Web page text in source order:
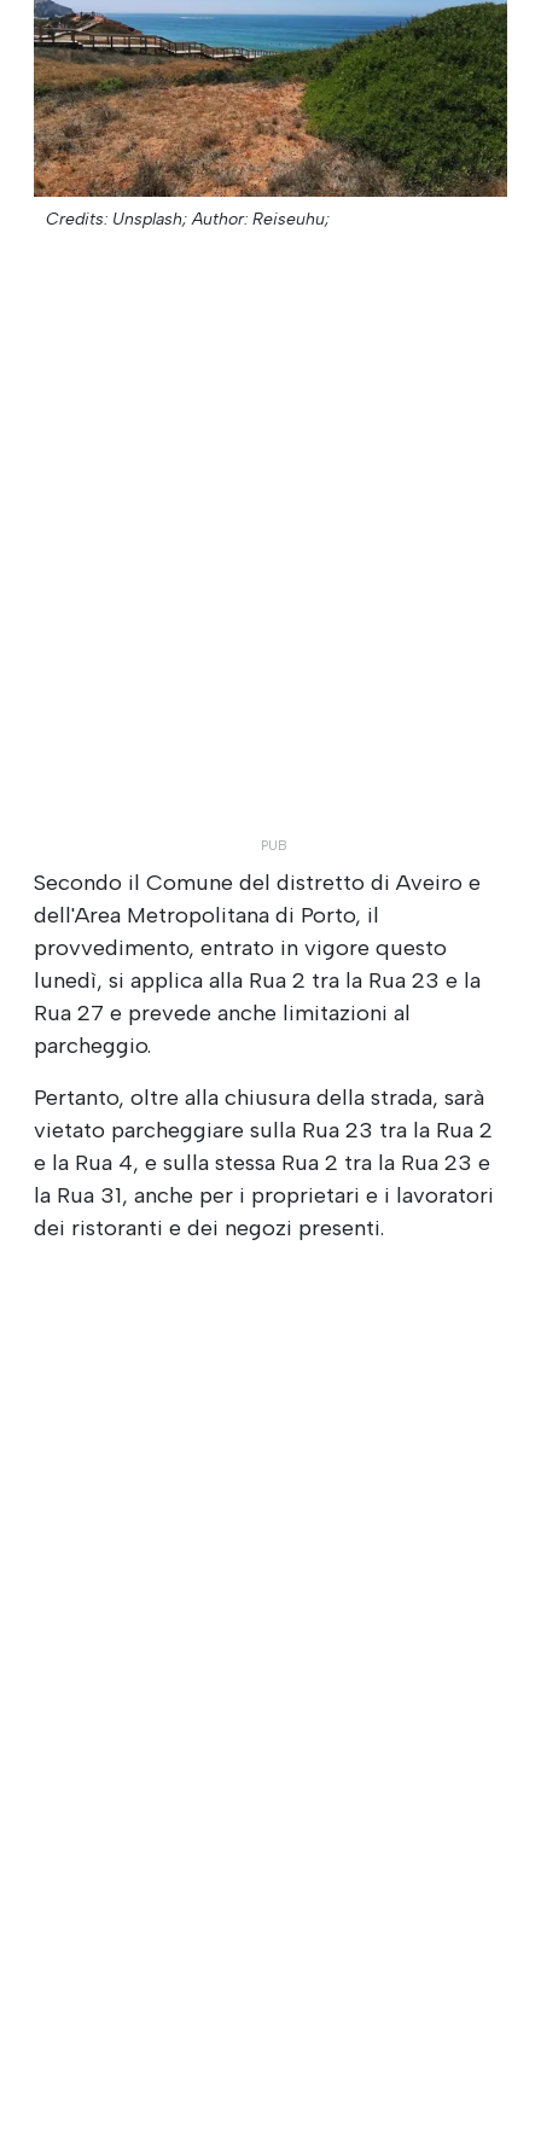
Credits: Unsplash; Author: Reiseuhu;
Secondo il Comune del distretto di Aveiro e
dell'Area Metropolitana di Porto, il
provvedimento, entrato in vigore questo
lunedì, si applica alla Rua 2 tra la Rua 23 e la
Rua 27 e prevede anche limitazioni al
parcheggio.
Pertanto, oltre alla chiusura della strada, sarà
vietato parcheggiare sulla Rua 23 tra la Rua 2
e la Rua 4, e sulla stessa Rua 2 tra la Rua 23 e
la Rua 31, anche per i proprietari e i lavoratori
dei ristoranti e dei negozi presenti.